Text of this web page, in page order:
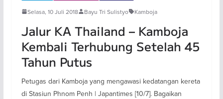
Selasa, 10 Juli 2018 Bayu Tri Sulistyo Kamboja
Jalur KA Thailand – Kamboja
Kembali Terhubung Setelah 45
Tahun Putus
Petugas dari Kamboja yang mengawasi kedatangan kereta
di Stasiun Phnom Penh | Japantimes [10/7]. Bagaikan